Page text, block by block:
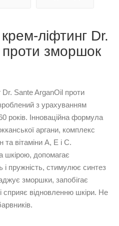
ліфтинг Dr.
зморшок
Sante ArganOil проти
з урахуванням
60 років. Інноваційна формула
аргани, комплекс
вітаміни A, E і C.
шкірою, допомагає
і пружність, стимулює синтез
зморшки, запобігає
сприяє відновленню шкіри. Не